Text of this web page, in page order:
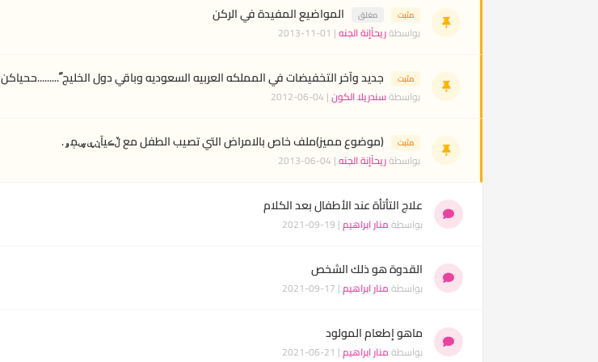
مثبت مغلق المواضيع المفيدة في الركن
بواسطةريحآإنة الجنه| 01-11-2013
مثبت جديد وآخر التخفيضات في المملكه العربيه السعوديه وباقي دول الخليج ً.........ححياكن
بواسطةسندريلا الكون| 04-06-2012
مثبت (موضوع مميز)ملف خاص بالامراض التي تصيب الطفل مع ڵڪيآڹۑ ڛمٍۅ.
بواسطةريحآإنة الجنه| 04-06-2013
علاج التأتأة عند الأطفال بعد الكلام
بواسطةمنار ابراهيم| 19-09-2021
القدوة هو ذلك الشخص
بواسطةمنار ابراهيم| 17-09-2021
ماهو إطعام المولود
بواسطةمنار ابراهيم| 21-06-2021